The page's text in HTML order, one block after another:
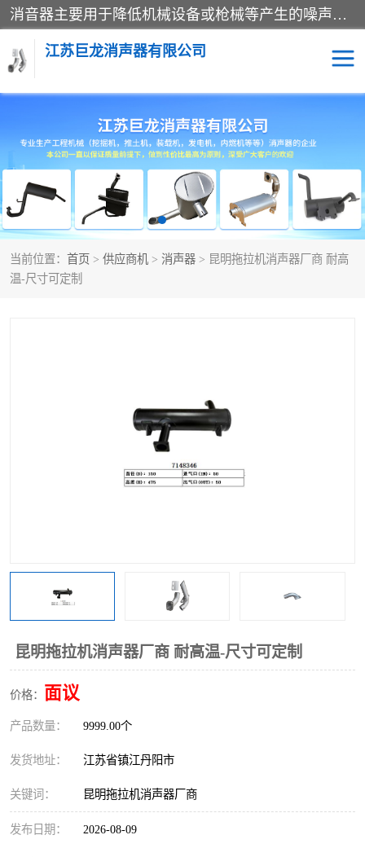
消音器主要用于降低机械设备或枪械等产生的噪声。它通过阻尼或增加排气面积来降低排气速度和功率，从而降低噪声。常见的消音器类型包括阻性消声器、抗性消声器、共振消声器以及阻抗复合式消声器等。这些消音器各有特点，适用于不同频率的噪声消除。
江苏巨龙消声器有限公司
当前位置： 首页 > 供应商机 > 消声器 > 昆明拖拉机消声器厂商 耐高
温-尺寸可定制
昆明拖拉机消声器厂商 耐高温-尺寸可定制
价格： 面议
产品数量： 9999.00个
发货地址： 江苏省镇江丹阳市
关键词： 昆明拖拉机消声器厂商
发布日期： 2026-08-09
消声器